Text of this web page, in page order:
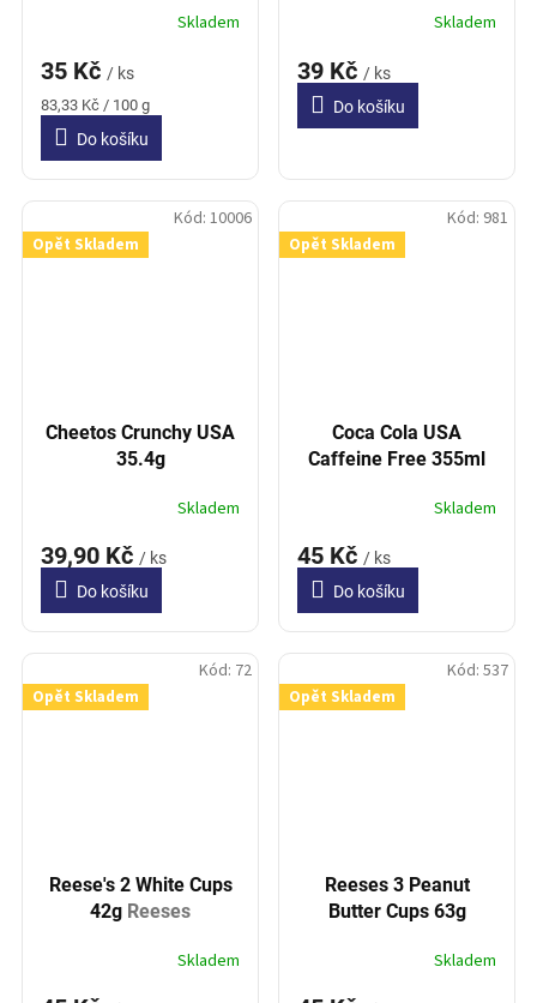
Skladem
35 Kč / ks
Měrná
83,33 Kč / 100 g
Do košíku
Skladem
39 Kč / ks
Do košíku
Opět Skladem
Cheetos Crunchy USA
35.4g
Skladem
39,90 Kč / ks
Do košíku
Kód: 10006
Opět Skladem
Coca Cola USA
Caffeine Free 355ml
Skladem
45 Kč / ks
Do košíku
Kód: 981
Opět Skladem
Reese's 2 White Cups
42g Reeses
Skladem
Kód: 72
Opět Skladem
Reeses 3 Peanut
Butter Cups 63g
Skladem
Kód: 537